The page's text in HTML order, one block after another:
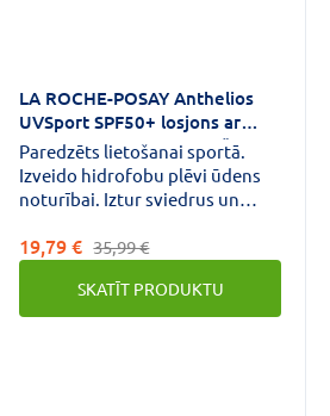
LA ROCHE-POSAY Anthelios
UVSport SPF50+ losjons ar
augstu noturību pret svīšanu
un mitrumu 200 ml
Paredzēts lietošanai sportā.
Izveido hidrofobu plēvi ūdens
noturībai. Iztur sviedrus un
Viegli uzklājams pat uz mitras
ādas.
19,79 € 35,99 €
SKATĪT PRODUKTU